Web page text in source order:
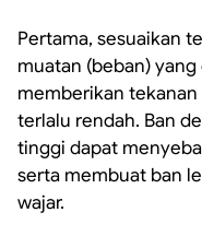
Pertama, sesuaikan
muatan (beban)
memberikan
terlalu rendah. Ban
tinggi dapat
serta membuat ban
wajar.